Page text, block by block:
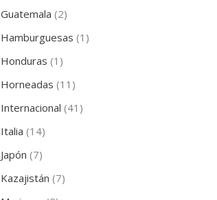
Guatemala (2)
Hamburguesas (1)
Honduras (1)
Horneadas (11)
Internacional (41)
Italia (14)
Japón (7)
Kazajistán (7)